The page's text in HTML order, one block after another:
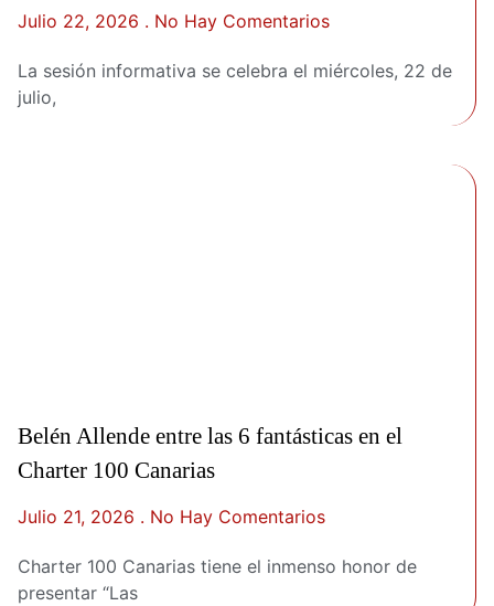
Julio 22, 2026 No Hay Comentarios
La sesión informativa se celebra el miércoles, 22 de
julio,
Belén Allende entre las 6 fantásticas en el
Charter 100 Canarias
Julio 21, 2026 No Hay Comentarios
Charter 100 Canarias tiene el inmenso honor de
presentar “Las